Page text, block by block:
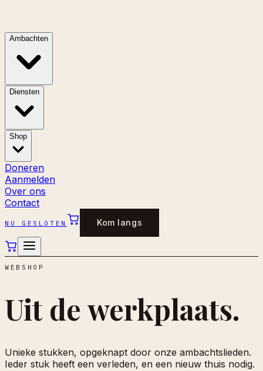
Ambachten
Diensten
Shop
Doneren
Aanmelden
Over ons
Contact
NU GESLOTEN Kom langs
WEBSHOP
Uit de werkplaats.
Unieke stukken, opgeknapt door onze ambachtslieden.
Ieder stuk heeft een verleden, en een nieuw thuis nodig.